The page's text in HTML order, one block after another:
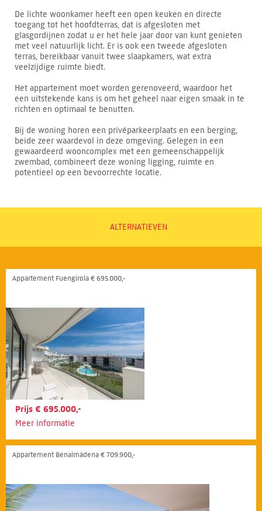
De lichte woonkamer heeft een open keuken en directe
toegang tot het hoofdterras, dat is afgesloten met
glasgordijnen zodat u er het hele jaar door van kunt genieten
met veel natuurlijk licht. Er is ook een tweede afgesloten
terras, bereikbaar vanuit twee slaapkamers, wat extra
veelzijdige ruimte biedt.
Het appartement moet worden gerenoveerd, waardoor het
een uitstekende kans is om het geheel naar eigen smaak in te
richten en optimaal te benutten.
Bij de woning horen een privéparkeerplaats en een berging,
beide zeer waardevol in deze omgeving. Gelegen in een
gewaardeerd wooncomplex met een gemeenschappelijk
zwembad, combineert deze woning ligging, ruimte en
potentieel op een bevoorrechte locatie.
ALTERNATIEVEN
Appartement Fuengirola € 695.000,-
Prijs € 695.000,-
Meer informatie
Appartement Benalmádena € 709.900,-